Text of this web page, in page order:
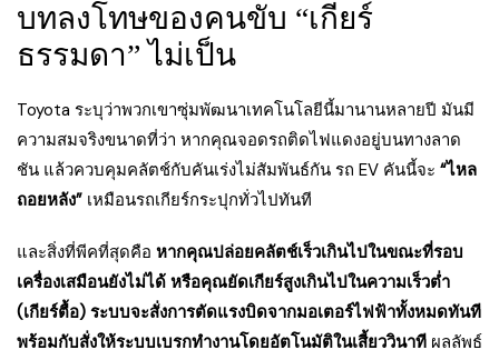
บทลงโทษของคนขับ “เกียร์
ธรรมดา” ไม่เป็น
Toyota ระบุว่าพวกเขาซุ่มพัฒนาเทคโนโลยีนี้มานานหลายปี มันมี
ความสมจริงขนาดที่ว่า หากคุณจอดรถติดไฟแดงอยู่บนทางลาด
ชัน แล้วควบคุมคลัตช์กับคันเร่งไม่สัมพันธ์กัน รถ EV คันนี้จะ “ไหล
ถอยหลัง” เหมือนรถเกียร์กระปุกทั่วไปทันที
และสิ่งที่พีคที่สุดคือ หากคุณปล่อยคลัตช์เร็วเกินไปในขณะที่รอบ
เครื่องเสมือนยังไม่ได้ หรือคุณยัดเกียร์สูงเกินไปในความเร็วต่ำ
(เกียร์ตื้อ) ระบบจะสั่งการตัดแรงบิดจากมอเตอร์ไฟฟ้าทั้งหมดทันที
พร้อมกับสั่งให้ระบบเบรกทำงานโดยอัตโนมัติในเสี้ยววินาที ผลลัพธ์